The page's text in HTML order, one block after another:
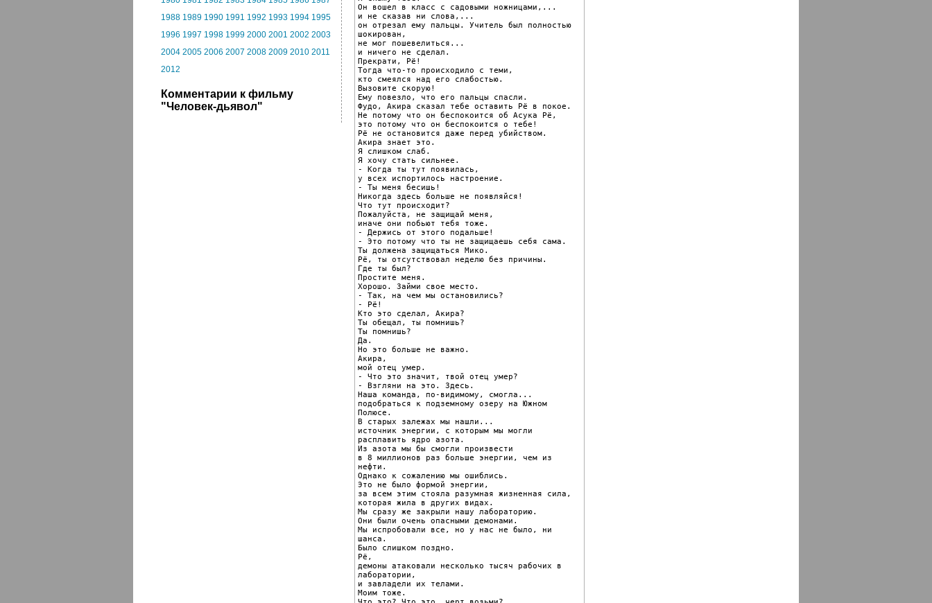
1988 1989 1990 1991 1992 1993 1994 1995
1996 1997 1998 1999 2000 2001 2002 2003
2004 2005 2006 2007 2008 2009 2010 2011
2012
Комментарии к фильму
"Человек-дьявол"
Он вошел в класс с садовыми ножницами,...
и не сказав ни слова,...
он отрезал ему пальцы. Учитель был полностью
шокирован,
не мог пошевелиться...
и ничего не сделал.
Прекрати, Рё!
Тогда что-то происходило с теми,
кто смеялся над его слабостью.
Вызовите скорую!
Ему повезло, что его пальцы спасли.
Фудо, Акира сказал тебе оставить Рё в покое.
Не потому что он беспокоится об Асука Рё,
это потому что он беспокоится о тебе!
Рё не остановится даже перед убийством.
Акира знает это.
Я слишком слаб.
Я хочу стать сильнее.
- Когда ты тут появилась,
у всех испортилось настроение.
- Ты меня бесишь!
Никогда здесь больше не появляйся!
Что тут происходит?
Пожалуйста, не защищай меня,
иначе они побьют тебя тоже.
- Держись от этого подальше!
- Это потому что ты не защищаешь себя сама.
Ты должена защищаться Мико.
Рё, ты отсутствовал неделю без причины.
Где ты был?
Простите меня.
Хорошо. Займи свое место.
- Так, на чем мы остановились?
- Рё!
Кто это сделал, Акира?
Ты обещал, ты помнишь?
Ты помнишь?
Да.
Но это больше не важно.
Акира,
мой отец умер.
- Что это значит, твой отец умер?
- Взгляни на это. Здесь.
Наша команда, по-видимому, смогла...
подобраться к подземному озеру на Южном
Полюсе.
В старых залежах мы нашли...
источник энергии, с которым мы могли
расплавить ядро азота.
Из азота мы бы смогли произвести
в 8 миллионов раз больше энергии, чем из
нефти.
Однако к сожалению мы ошиблись.
Это не было формой энергии,
за всем этим стояла разумная жизненная сила,
которая жила в других видах.
Мы сразу же закрыли нашу лабораторию.
Они были очень опасными демонами.
Мы испробовали все, но у нас не было, ни
шанса.
Было слишком поздно.
Рё,
демоны атаковали несколько тысяч рабочих в
лаборатории,
и завладели их телами.
Моим тоже.